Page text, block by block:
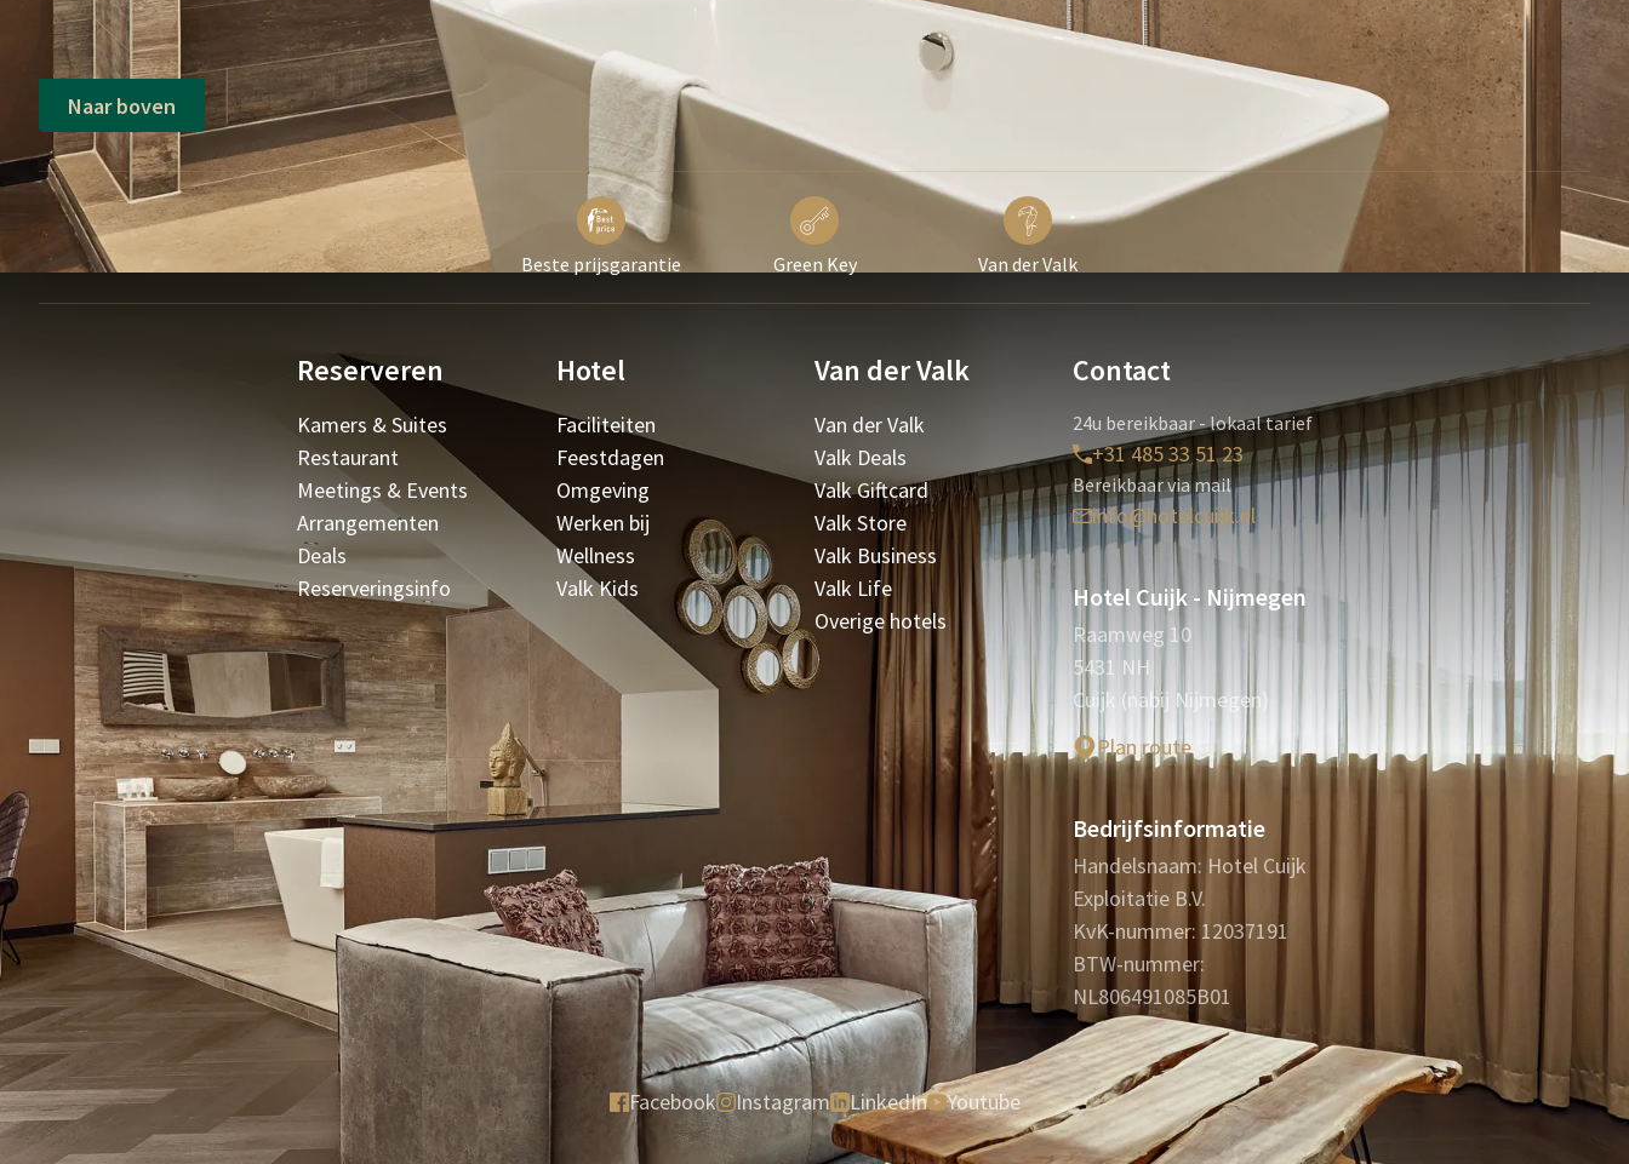
Naar boven
Beste prijsgarantie Green Key Van der Valk
Reserveren
Kamers & Suites
Restaurant
Meetings & Events
Arrangementen
Deals
Reserveringsinfo
Hotel
Faciliteiten
Feestdagen
Omgeving
Werken bij
Wellness
Valk Kids
Van der Valk
Van der Valk
Valk Deals
Valk Giftcard
Valk Store
Valk Business
Valk Life
Overige hotels
Contact
24u bereikbaar - lokaal tarief
+31 485 33 51 23
Bereikbaar via mail
info@hotelcuijk.nl
Hotel Cuijk - Nijmegen
Raamweg 10
5431 NH
Cuijk (nabij Nijmegen)
Plan route
Bedrijfsinformatie
Handelsnaam: Hotel Cuijk
Exploitatie B.V.
KvK-nummer: 12037191
BTW-nummer:
NL806491085B01
Facebook Instagram LinkedIn Youtube